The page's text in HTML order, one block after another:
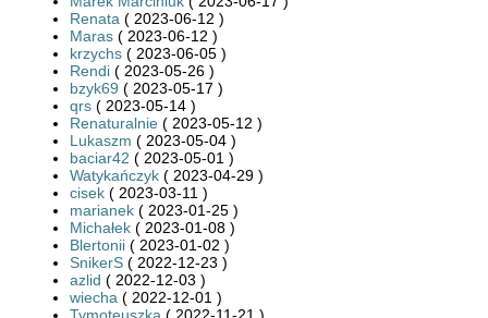
Renata ( 2023-06-12 )
Maras ( 2023-06-12 )
krzychs ( 2023-06-05 )
Rendi ( 2023-05-26 )
bzyk69 ( 2023-05-17 )
qrs ( 2023-05-14 )
Renaturalnie ( 2023-05-12 )
Lukaszm ( 2023-05-04 )
baciar42 ( 2023-05-01 )
Watykańczyk ( 2023-04-29 )
cisek ( 2023-03-11 )
marianek ( 2023-01-25 )
Michałek ( 2023-01-08 )
Blertonii ( 2023-01-02 )
SnikerS ( 2022-12-23 )
azlid ( 2022-12-03 )
wiecha ( 2022-12-01 )
Tymoteuszka ( 2022-11-21 )